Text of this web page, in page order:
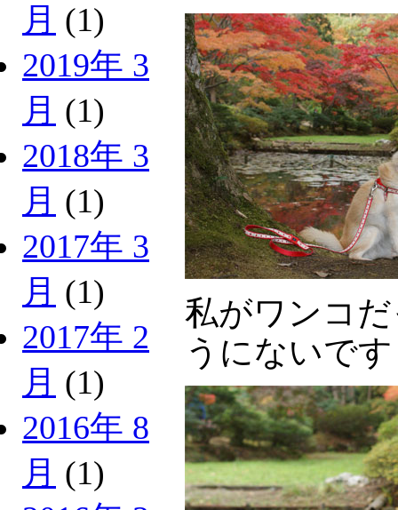
月 (1)
2019年 3
月 (1)
2018年 3
月 (1)
2017年 3
月 (1)
2017年 2
月 (1)
2016年 8
月 (1)
私がワンコ
うにないで